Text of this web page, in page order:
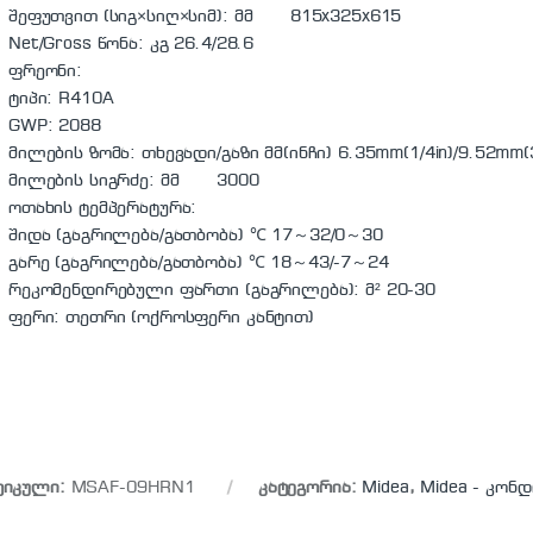
შეფუთვით (სიგ×სიღ×სიმ): მმ 815x325x615
Net/Gross წონა: კგ 26.4/28.6
ფრეონი:
ტიპი: R410A
GWP: 2088
მილების ზომა: თხევადი/გაზი მმ(ინჩი) 6.35mm(1/4in)/
მილების სიგრძე: მმ 3000
ოთახის ტემპერატურა:
შიდა (გაგრილება/გათბობა) ℃ 17～32/0～30
გარე (გაგრილება/გათბობა) ℃ 18～43/-7～24
რეკომენდირებული ფართი (გაგრილება): მ² 20-30
ფერი: თეთრი (ოქროსფერი კანტით)
MSAF-09HRN1 კატეგორია: Midea, Midea -